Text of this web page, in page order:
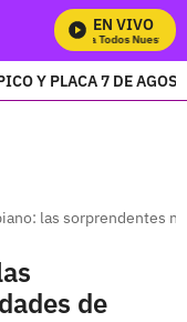
EN VIVO
Mira Todos Nuestros
Y PLACA 7 DE
las sorprendentes
de